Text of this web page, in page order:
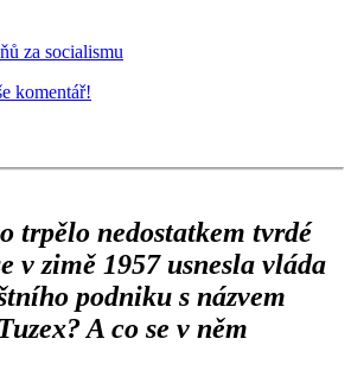
za socialismu
komentář!
trpělo nedostatkem tvrdé
v zimě 1957 usnesla vláda
podniku s názvem
A co se v něm